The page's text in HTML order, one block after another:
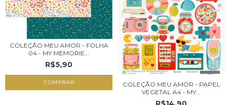
COLEÇÃO MEU AMOR - FOLHA
04 - MY MEMORIE...
R$5,90
COLEÇÃO MEU AMOR - PAPEL
VEGETAL A4 - MY...